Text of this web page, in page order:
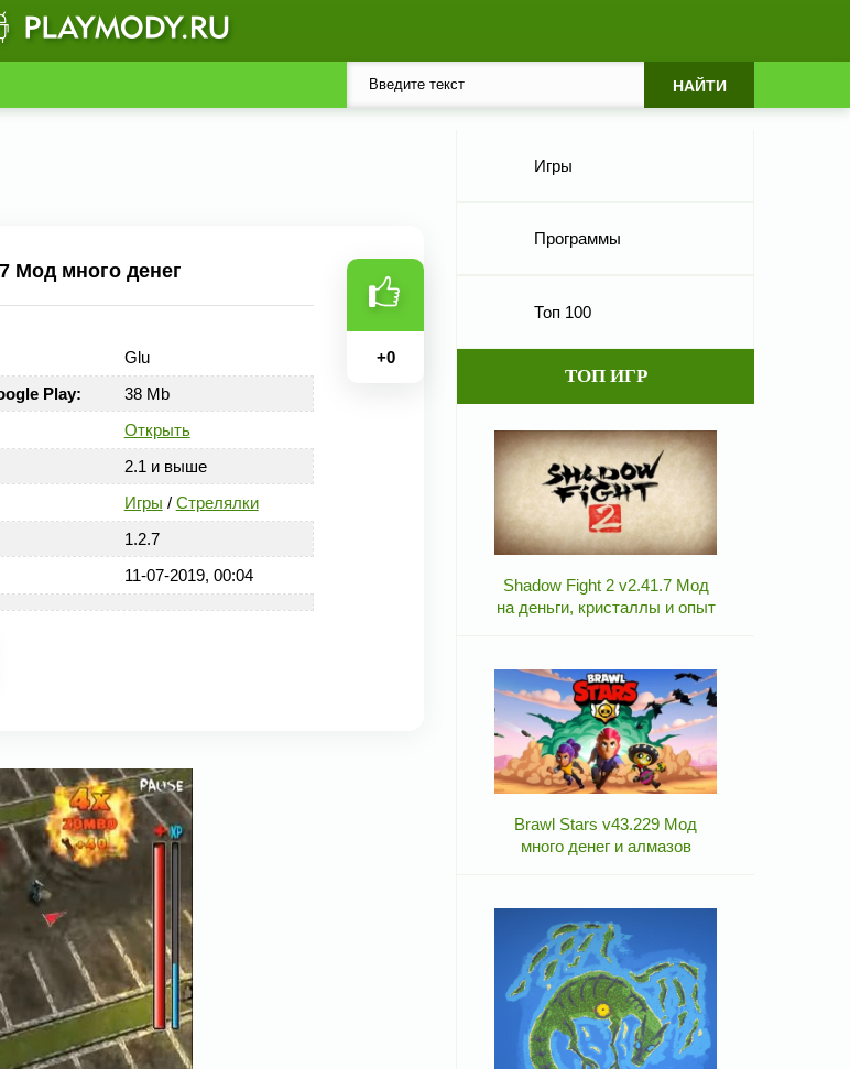
Мод много денег
Glu
Play:
38 Mb
Открыть
2.1 и выше
Игры / Стрелялки
1.2.7
11-07-2019, 00:04
+0
Игры
Программы
Топ 100
ТОП ИГР
Shadow Fight 2 v2.41.7 Мод
на деньги, кристаллы и опыт
Brawl Stars v43.229 Мод
много денег и алмазов